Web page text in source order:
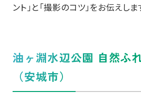
ント」と「撮影のコツ」をお伝えしま
油ヶ淵水辺公園 自然ふ
（安城市）